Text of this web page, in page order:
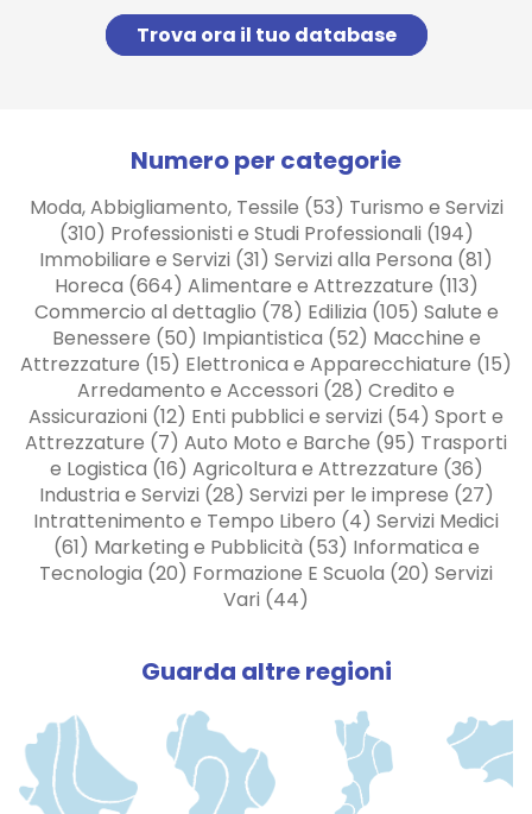
Trova ora il tuo database
Numero per categorie
Moda, Abbigliamento, Tessile (53) Turismo e Servizi
(310) Professionisti e Studi Professionali (194)
Immobiliare e Servizi (31) Servizi alla Persona (81)
Horeca (664) Alimentare e Attrezzature (113)
Commercio al dettaglio (78) Edilizia (105) Salute e
Benessere (50) Impiantistica (52) Macchine e
Attrezzature (15) Elettronica e Apparecchiature (15)
Arredamento e Accessori (28) Credito e
Assicurazioni (12) Enti pubblici e servizi (54) Sport e
Attrezzature (7) Auto Moto e Barche (95) Trasporti
e Logistica (16) Agricoltura e Attrezzature (36)
Industria e Servizi (28) Servizi per le imprese (27)
Intrattenimento e Tempo Libero (4) Servizi Medici
(61) Marketing e Pubblicità (53) Informatica e
Tecnologia (20) Formazione E Scuola (20) Servizi
Vari (44)
Guarda altre regioni